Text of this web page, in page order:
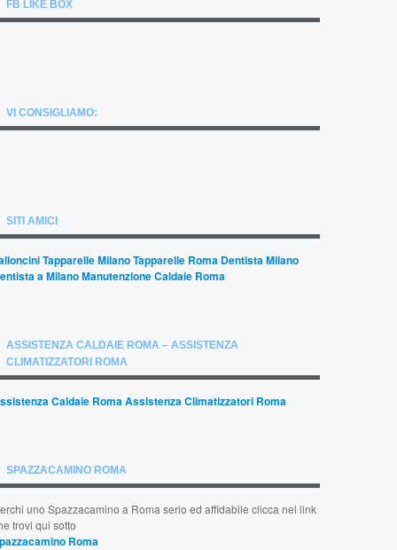
FB LIKE BOX
VI CONSIGLIAMO:
SITI AMICI
Tapparelle MilanoTapparelle Roma Dentista Milano
a MilanoManutenzione Caldaie Roma
ASSISTENZA CALDAIE ROMA – ASSISTENZA
CLIMATIZZATORI ROMA
Caldaie RomaAssistenza Climatizzatori Roma
SPAZZACAMINO ROMA
uno Spazzacamino a Roma serio ed affidabile clicca nel link
trovi qui sotto
Roma